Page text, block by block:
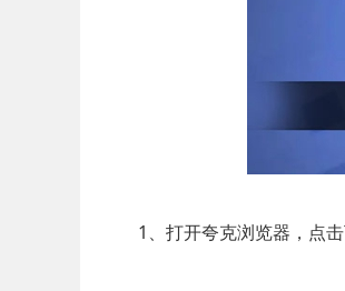
1、打开夸克浏览器，点击